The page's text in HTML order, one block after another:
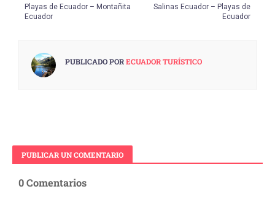
Salinas Ecuador – Playas de
Ecuador
Playas de Ecuador – Montañita
Ecuador
PUBLICADO PORECUADOR TURÍSTICO
PUBLICAR UN COMENTARIO
0 Comentarios